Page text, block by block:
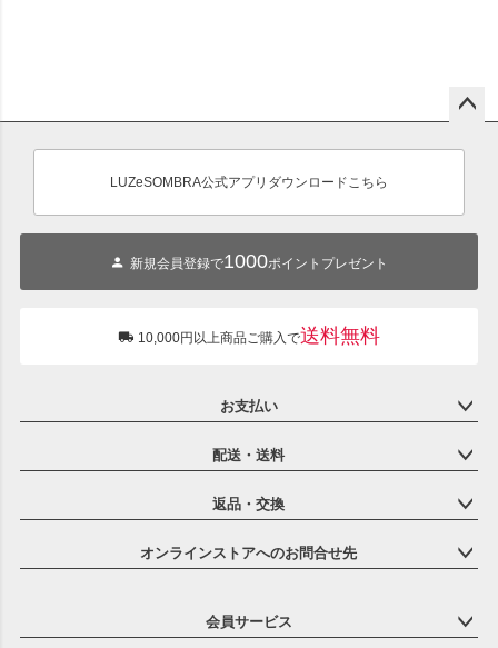
ジト
LUZeSOMBRA公式アプリダウンロードこちら
新規会員登録で1000ポイントプレゼント
10,000円以上商品ご購入で送料無料
お支払い
配送・送料
返品・交換
オンラインストアへのお問合せ先
会員サービス